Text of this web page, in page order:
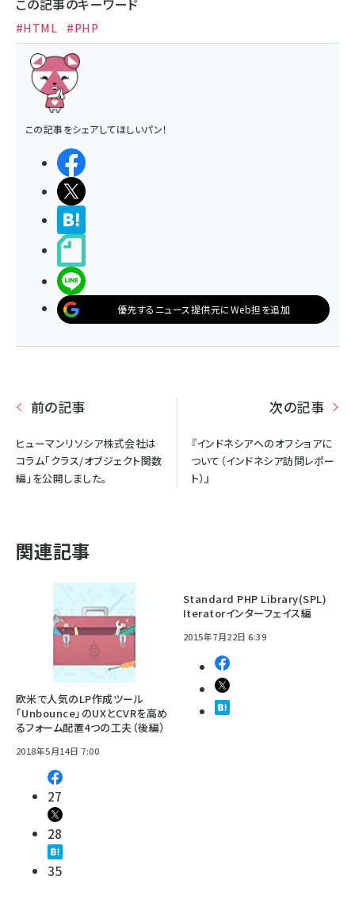
この記事のキーワード
#HTML #PHP
この記事をシェアしてほしいパン！
優先するニュース提供元にWeb担を追加
前の記事
ヒューマンリソシア株式会社は
コラム「クラス/オブジェクト関数
編」を公開しました。
次の記事
『インドネシアへのオフショアに
ついて（インドネシア訪問レポー
ト）』
関連記事
欧米で人気のLP作成ツール
「Unbounce」のUXとCVRを高め
るフォーム配置4つの工夫（後編）
2018年5月14日 7:00
27
28
35
Standard PHP Library(SPL)
Iteratorインターフェイス編
2015年7月22日 6:39